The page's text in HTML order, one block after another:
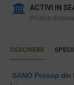
ACTIVI IN
Produs
DESCRIERE
SANO Prosop din